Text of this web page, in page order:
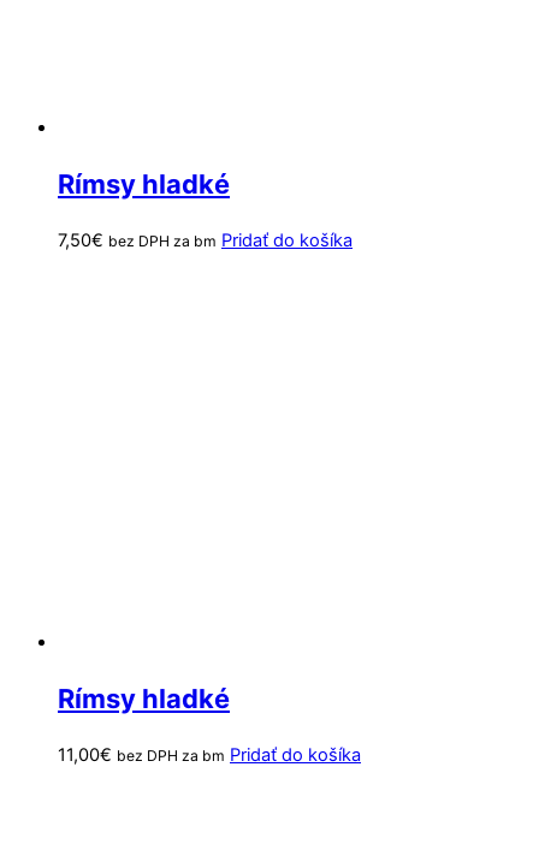
Rímsy hladké
7,50€ bez DPH za bm Pridať do košíka
Rímsy hladké
11,00€ bez DPH za bm Pridať do košíka